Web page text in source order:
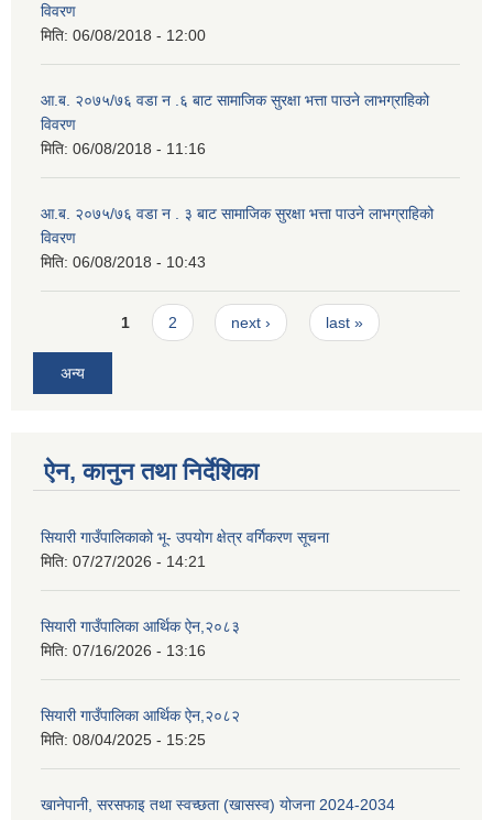
विवरण
मिति: 06/08/2018 - 12:00
आ.ब. २०७५/७६ वडा न .६ बाट सामाजिक सुरक्षा भत्ता पाउने लाभग्राहिको
विवरण
मिति: 06/08/2018 - 11:16
आ.ब. २०७५/७६ वडा न . ३ बाट सामाजिक सुरक्षा भत्ता पाउने लाभग्राहिको
विवरण
मिति: 06/08/2018 - 10:43
Pages1 2 next › last »
अन्य
ऐन, कानुन तथा निर्देशिका
सियारी गाउँपालिकाको भू- उपयोग क्षेत्र वर्गिकरण सूचना
मिति: 07/27/2026 - 14:21
सियारी गाउँपालिका आर्थिक ऐन,२०८३
मिति: 07/16/2026 - 13:16
सियारी गाउँपालिका आर्थिक ऐन,२०८२
मिति: 08/04/2025 - 15:25
खानेपानी, सरसफाइ तथा स्वच्छता (खासस्व) योजना 2024-2034